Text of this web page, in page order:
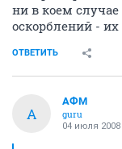
ни в коем
оскорблений -
ОТВЕТИТЬ
А
АФМ
guru
04 июля 2008